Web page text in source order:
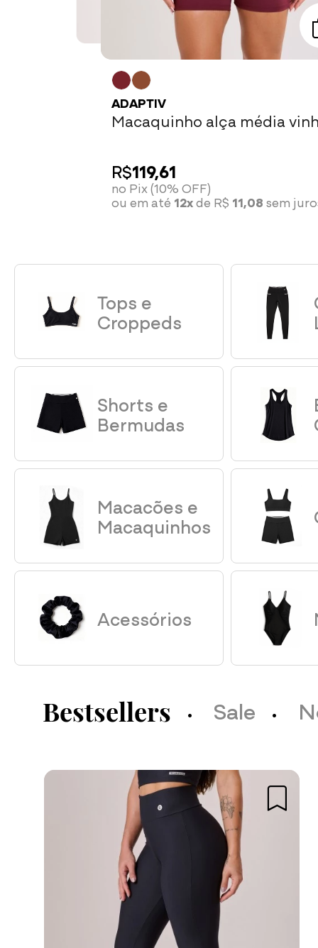
ou em até12xde R$
ADAPTIV
Macaquinho alça média
R$119,61
no Pix (10% OFF)
ou em até 12xde R$ 11,08 sem
Tops e
Croppeds
Shorts e
Bermudas
Macacões e
Macaquinhos
Acessórios
Bestsellers Sale